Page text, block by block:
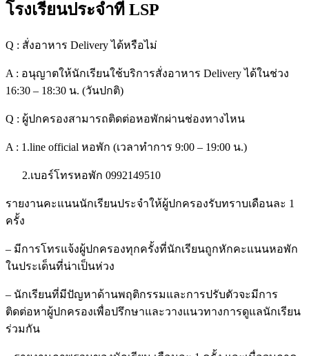
โรงเรียนประจำที่ LSP
Q : สั่งอาหาร Delivery ได้หรือไม่
A : อนุญาตให้นักเรียนใช้บริการสั่งอาหาร Delivery ได้ในช่วง
16:30 – 18:30 น. (วันปกติ)
Q : ผู้ปกครองสามารถติดต่อหอพักผ่านช่องทางไหน
A : 1.line official หอพัก (เวลาทำการ 9:00 – 19:00 น.)
2.เบอร์โทรหอพัก 0992149510
รายงานคะแนนนักเรียนประจำให้ผู้ปกครองรับทราบเดือนละ 1
ครั้ง
– มีการโทรแจ้งผู้ปกครองทุกครั้งที่นักเรียนถูกหักคะแนนหอพัก
ในประเด็นที่น่าเป็นห่วง
– นักเรียนที่มีปัญหาด้านพฤติกรรมและการปรับตัวจะมีการ
ติดต่อหาผู้ปกครองเพื่อปรึกษาและวางแนวทางการดูแลนักเรียน
ร่วมกัน